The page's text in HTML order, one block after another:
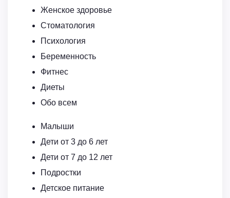
Женское здоровье
Стоматология
Психология
Беременность
Фитнес
Диеты
Обо всем
Малыши
Дети от 3 до 6 лет
Дети от 7 до 12 лет
Подростки
Детское питание